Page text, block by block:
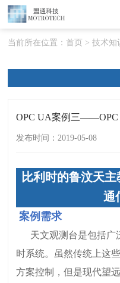
当前所在位置：首页 >技术知
OPC UA案例三——OPC
发布时间：2019-05-08
比利时的鲁汶天
通
案例需求
天文观测台是包括广
时系统。虽然传统上这
方案控制，但是现代望